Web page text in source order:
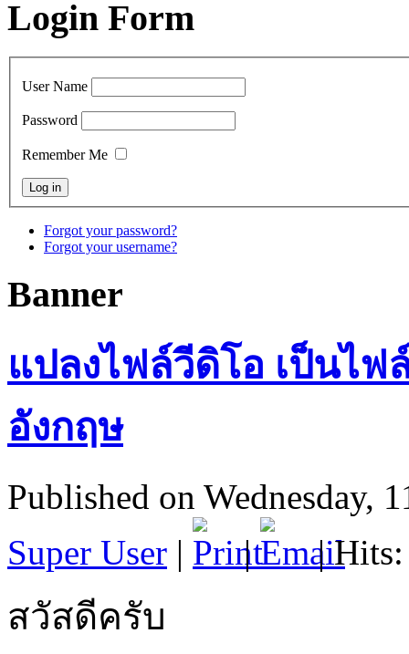
Login Form
User Name
Password
Remember Me
Forgot your password?
Forgot your username?
Banner
แปลงไฟล์วีดิโอ เป็นไฟ
อังกฤษ
Published on Wednesday,
Super User | | | Hits:
สวัสดีครับ